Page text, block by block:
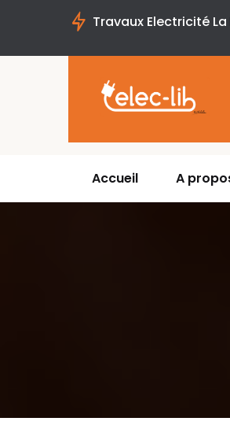
Travaux Electricité
Accueil A